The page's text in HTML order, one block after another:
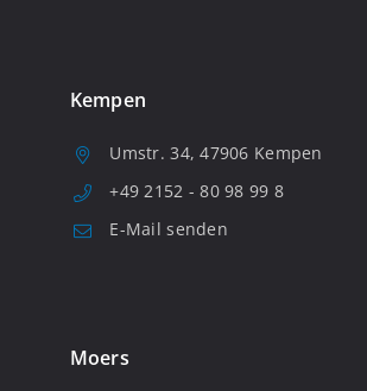
Kempen
Umstr. 34, 47906 Kempen
+49 2152 - 80 98 99 8
E-Mail senden
Moers